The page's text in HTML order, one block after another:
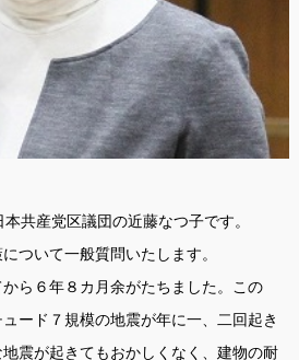
産党区議団の近藤なつ子です。
ついて一般質問いたします。
ら６年８カ月余がたちました。この
ード７規模の地震が年に一、二回起き
震が起きてもおかしくなく、建物の耐